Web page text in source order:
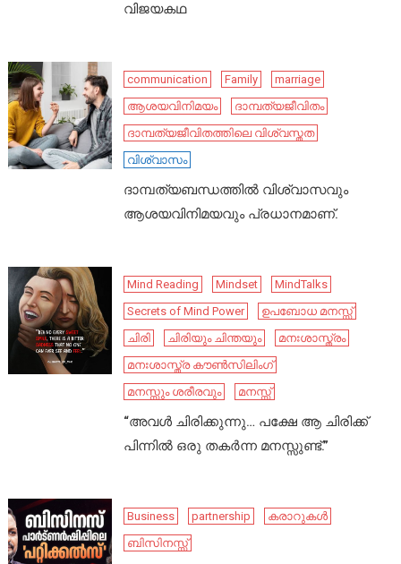
വിജയകഥ
communication Family
marriage
ആശയവിനിമയം
ദാമ്പത്യജീവിതം
ദാമ്പത്യജീവിതത്തിലെ വിശ്വസ്തത
വിശ്വാസം
ദാമ്പത്യബന്ധത്തിൽ വിശ്വാസവും
ആശയവിനിമയവും പ്രധാനമാണ്.
Mind Reading Mindset
MindTalks
Secrets of Mind Power
ഉപബോധ മനസ്സ്
ചിരി
ചിരിയും ചിന്തയും
മനഃശാസ്ത്രം
മനഃശാസ്ത്ര കൗൺസിലിംഗ്
മനസ്സും ശരീരവും
മനസ്സ്
“അവൾ ചിരിക്കുന്നു… പക്ഷേ ആ ചിരിക്ക്
പിന്നിൽ ഒരു തകർന്ന മനസ്സുണ്ട്.”
Business partnership
കരാറുകൾ
ബിസിനസ്സ്